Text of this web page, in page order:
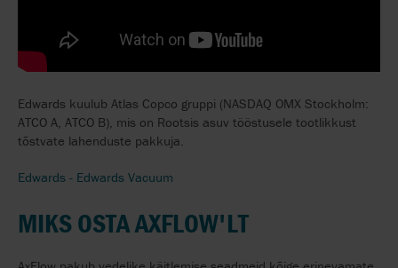
Edwards kuulub Atlas Copco gruppi (NASDAQ OMX Stockholm:
ATCO A, ATCO B), mis on Rootsis asuv tööstusele tootlikkust
tõstvate lahenduste pakkuja.
Edwards - Edwards Vacuum
MIKS OSTA AXFLOW'LT